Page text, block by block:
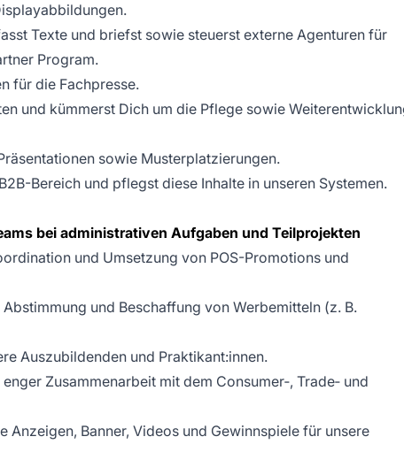
Texte und briefst sowie steuerst externe Agenturen für
Program.
für die Fachpresse.
und kümmerst Dich um die Pflege sowie
sowie Musterplatzierungen.
Bereich und pflegst diese Inhalte in unseren Systemen.
bei administrativen Aufgaben und Teilprojekten
und Umsetzung von POS-Promotions und
und Beschaffung von Werbemitteln (z. B.
Auszubildenden und Praktikant:innen.
Zusammenarbeit mit dem Consumer‑, Trade‑ und
Anzeigen, Banner, Videos und Gewinnspiele für unsere